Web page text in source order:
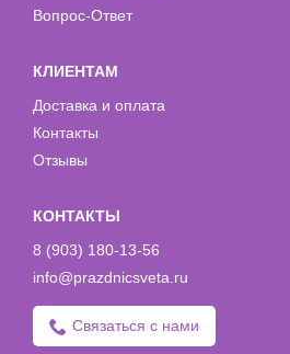
Вопрос-Ответ
КЛИЕНТАМ
Доставка и оплата
Контакты
Отзывы
КОНТАКТЫ
8 (903) 180-13-56
info@prazdnicsveta.ru
Связаться с нами